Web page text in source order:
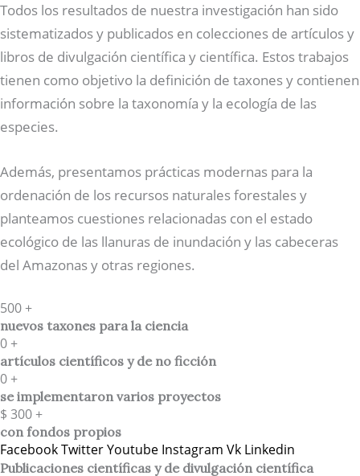
Todos los resultados de nuestra investigación han sido
sistematizados y publicados en colecciones de artículos y
libros de divulgación científica y científica. Estos trabajos
tienen como objetivo la definición de taxones y contienen
información sobre la taxonomía y la ecología de las
especies.
Además, presentamos prácticas modernas para la
ordenación de los recursos naturales forestales y
planteamos cuestiones relacionadas con el estado
ecológico de las llanuras de inundación y las cabeceras
del Amazonas y otras regiones.
500+
nuevos taxones para la ciencia
0+
artículos científicos y de no ficción
0+
se implementaron varios proyectos
$ 300+
con fondos propios
FacebookTwitterYoutube Instagram Vk Linkedin
Publicaciones científicas y de divulgación científica​